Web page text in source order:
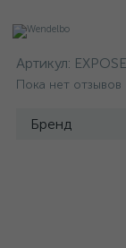
Артикул:
Пока нет отзывов
Бренд